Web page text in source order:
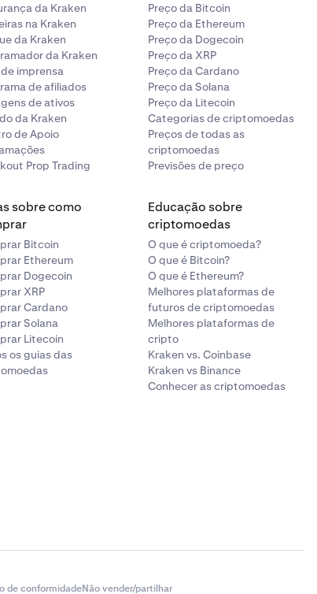
da Kraken
na Kraken
da Kraken
da Kraken
imprensa
de afiliados
de ativos
da Kraken
de Apoio
Prop Trading
Preço da Bitcoin
Preço da Ethereum
Preço da Dogecoin
Preço da XRP
Preço da Cardano
Preço da Solana
Preço da Litecoin
Categorias de criptomoedas
Preços de todas as
criptomoedas
Previsões de preço
sobre como
Bitcoin
Ethereum
Dogecoin
XRP
Cardano
Solana
Litecoin
os guias das
Educação sobre
criptomoedas
O que é criptomoeda?
O que é Bitcoin?
O que é Ethereum?
Melhores plataformas de
futuros de criptomoedas
Melhores plataformas de
cripto
Kraken vs. Coinbase
Kraken vs Binance
Conhecer as criptomoedas
de conformidadeNão vender/partilhar